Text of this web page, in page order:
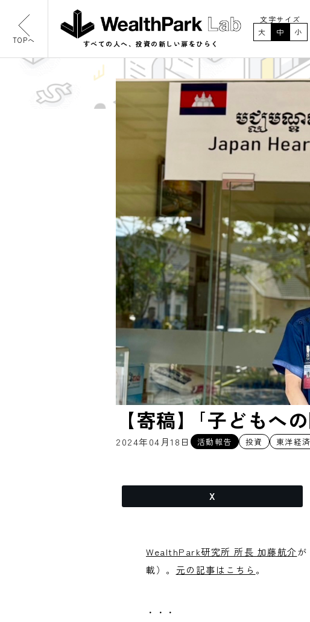
TOPへ すべての人へ、投資の新しい扉をひらく
文字サイズ
大
中 小
【寄稿】｢子どもへ
2024年04月18日 活動報告 投資 東洋経
X
WealthPark研究所 所長 加藤航介
載）。 元の記事はこちら 。
・・・